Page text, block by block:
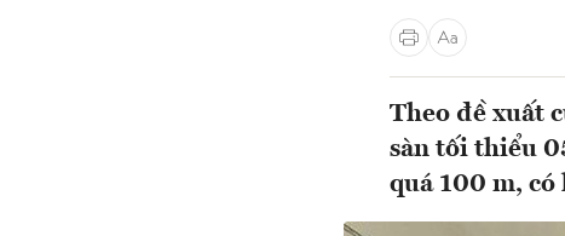
Theo đề xuất
sàn tối thiểu
quá 100 m,